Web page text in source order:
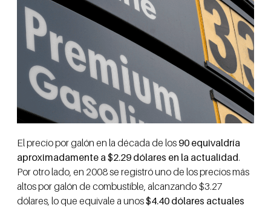
El precio por galón en la década de los 90 equivaldría
aproximadamente a $2.29 dólares en la actualidad.
Por otro lado, en 2008 se registró uno de los precios más
altos por galón de combustible, alcanzando $3.27
dólares, lo que equivale a unos$4.40 dólares actuales